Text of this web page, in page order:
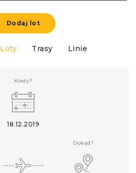
Dodaj lot
Loty Trasy Linie
Kiedy?
18.12.2019
Dokąd?